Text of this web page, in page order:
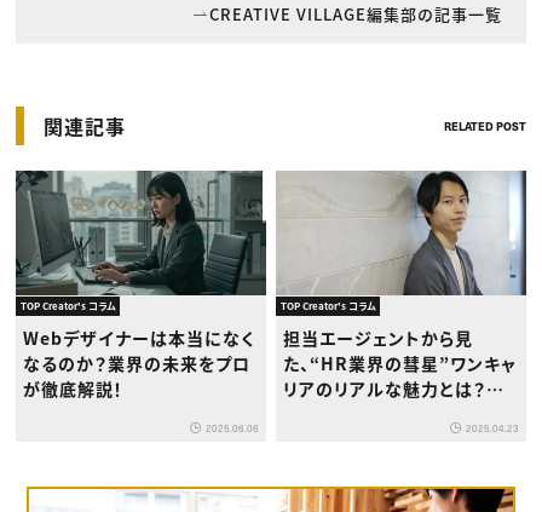
CREATIVE VILLAGE編集部の記事一覧
関連記事 RELATED POST
TOP Creator's コラム
Webデザイナーは本当になく
なるのか？業界の未来をプロ
が徹底解説！
2025.06.06
TOP Creator's コラム
担当エージェントから見
た、“HR業界の彗星”ワンキャ
リアのリアルな魅力とは？
2025.04.23